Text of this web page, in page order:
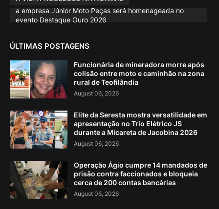
a empresa Júnior Moto Peças será homenageada no
evento Destaque Ouro 2026
ÚLTIMAS POSTAGENS
Funcionária de mineradora morre após
colisão entre moto e caminhão na zona
rural de Teofilândia
August 06, 2026
Elite da Seresta mostra versatilidade em
apresentação no Trio Elétrico JS
durante a Micareta de Jacobina 2026
August 06, 2026
Operação Ágio cumpre 14 mandados de
prisão contra faccionados e bloqueia
cerca de 200 contas bancárias
August 06, 2026